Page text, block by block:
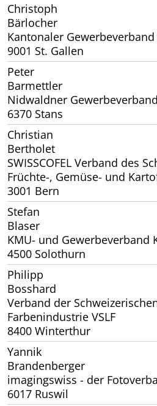
Christoph
Bärlocher
Kantonaler Gewerbeverband
9001 St. Gallen
Peter
Barmettler
Nidwaldner Gewerbeverband
6370 Stans
Christian
Bertholet
SWISSCOFEL Verband des
Früchte-, Gemüse- und
3001 Bern
Stefan
Blaser
KMU- und Gewerbeverband
4500 Solothurn
Philipp
Bosshard
Verband der
Farbenindustrie VSLF
8400 Winterthur
Yannik
Brandenberger
imagingswiss - der
6017 Ruswil